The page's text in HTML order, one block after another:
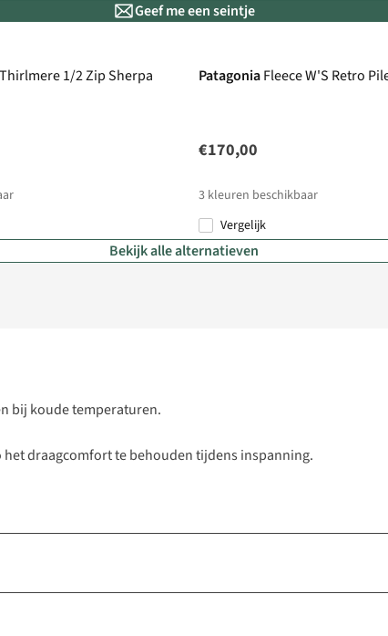
Geef me een seintje
1/2 Zip Sherpa
PatagoniaFleece W'S Retro
€170,00
3 kleuren beschikbaar
Vergelijk
Bekijk alle alternatieven
bij koude temperaturen.
draagcomfort te behouden tijdens inspanning.